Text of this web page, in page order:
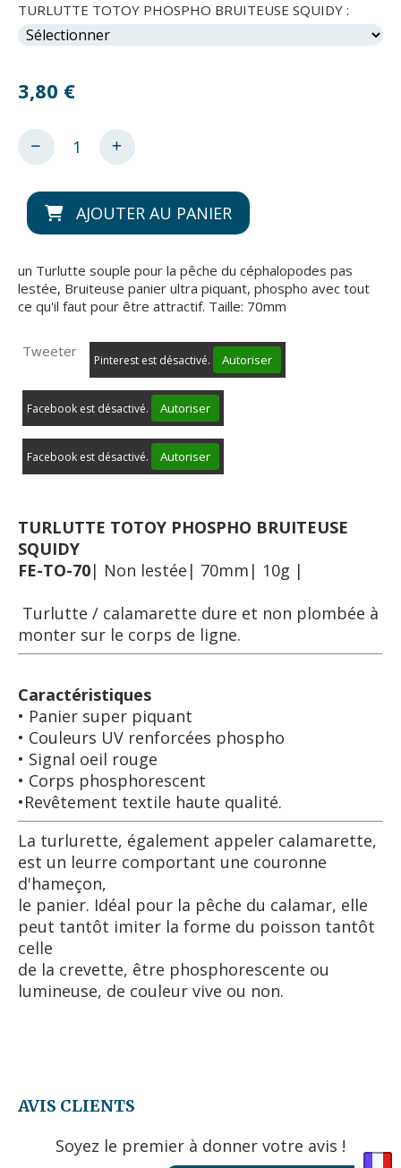
TURLUTTE TOTOY PHOSPHO BRUITEUSE SQUIDY :
3,80 €
AJOUTER AU PANIER
un Turlutte souple pour la pêche du céphalopodes pas
lestée, Bruiteuse panier ultra piquant, phospho avec tout
ce qu'il faut pour être attractif. Taille: 70mm
Tweeter
Pinterest est désactivé. Autoriser
Facebook est désactivé. Autoriser
Facebook est désactivé. Autoriser
TURLUTTE TOTOY PHOSPHO BRUITEUSE
SQUIDY
FE-TO-70| Non lestée| 70mm| 10g |
Turlutte / calamarette dure et non plombée à
monter sur le corps de ligne.
Caractéristiques
• Panier super piquant
• Couleurs UV renforcées phospho
• Signal oeil rouge
• Corps phosphorescent
•Revêtement textile haute qualité.
La turlurette, également appeler calamarette,
est un leurre comportant une couronne
d'hameçon,
le panier. Idéal pour la pêche du calamar, elle
peut tantôt imiter la forme du poisson tantôt
celle
de la crevette, être phosphorescente ou
lumineuse, de couleur vive ou non.
AVIS CLIENTS
Soyez le premier à donner votre avis !